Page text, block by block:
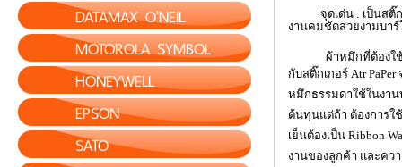
DATAMAX O'NEIL
MOTOROLA SYMBOL
HONEYWELL
EPSON
SATO
จุดเด่น : เป็นสติ๊กเ
งานคมชัดสวยงามบา
ผ้าหมึกที่ต้องใช้คู่
กับสติ๊กเกอร์ Atr PaPer
หมึกธรรมดาใช้ในงา
ต้นทุนแต่ถ้า ต้องการ
เย็นต้องเป็น Ribbon
งานของลูกค้า และคว